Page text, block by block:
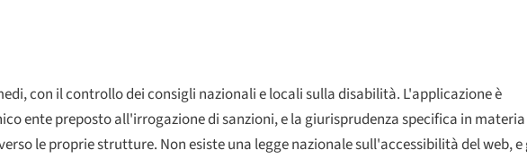
con il controllo dei consigli nazionali e locali sulla disabilità. L'applicazione è
ente preposto all'irrogazione di sanzioni, e la giurisprudenza specifica in
le proprie strutture. Non esiste una legge nazionale sull'accessibilità del web, e